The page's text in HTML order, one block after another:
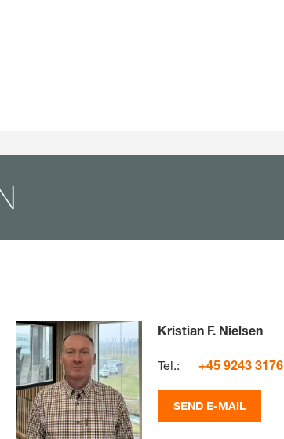
Kristian F. Nielsen
Tel.: +45 9243 3176
SEND E-MAIL